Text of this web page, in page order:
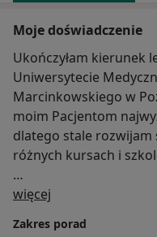
Moje doświadczenie
Ukończyłam kierunek
Uniwersytecie
Marcinkowskiego w
moim Pacjentom
dlatego stale rozwijam
różnych kursach i
Zajmuję się głównie
Interesuję się także
więcej
Zakres porad